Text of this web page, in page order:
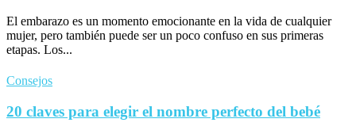
El embarazo es un momento emocionante en la vida de cualquier
mujer, pero también puede ser un poco confuso en sus primeras
etapas. Los...
Consejos
20 claves para elegir el nombre perfecto del bebé